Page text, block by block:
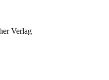
Verlag